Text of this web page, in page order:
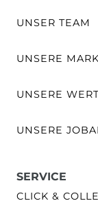
UNSER TEAM
UNSERE
UNSERE
UNSERE
SERVICE
CLICK &